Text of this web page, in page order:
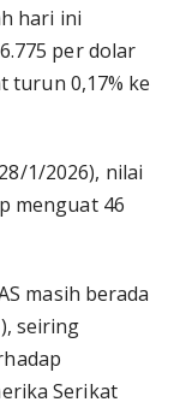
hari ini
per dolar
turun 0,17% ke
1/2026), nilai
menguat 46
masih berada
seiring
Serikat